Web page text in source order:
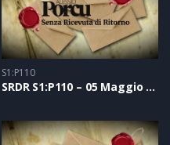
S1:P110
SRDR S1:P110 – 05 Maggio 2021